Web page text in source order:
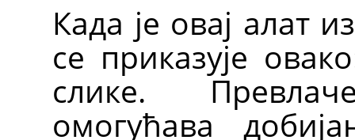
Када је овај алат
се приказује
слике.
омогућава